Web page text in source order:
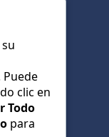
7
clic en
Todo
para